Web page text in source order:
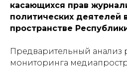
касающихся прав
политических деятелей
пространстве
Предварительный анализ
мониторинга